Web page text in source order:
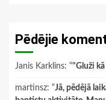
Pēdējie
Janis Karklins: “"Gluži
martinsz: “Jā, pēdējā